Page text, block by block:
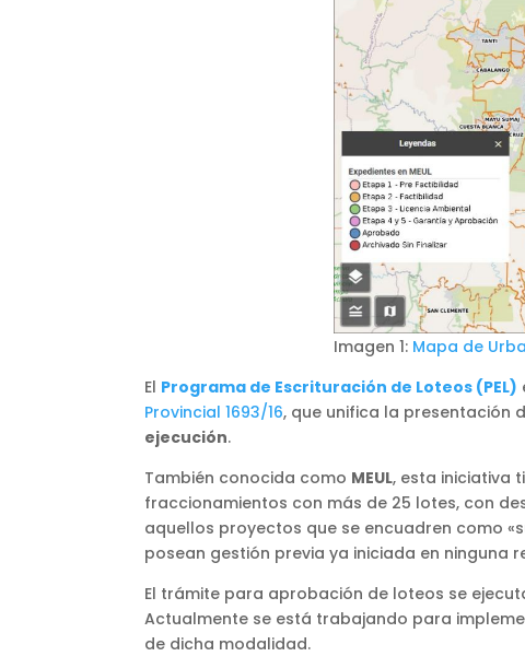
Imagen 1: Mapa de
El Programa de Escrituración de Loteos (PEL)
Provincial 1693/16, que unifica la presentación
ejecución.
También conocida como MEUL, esta iniciativa
fraccionamientos con más de 25 lotes, con
aquellos proyectos que se encuadren como
posean gestión previa ya iniciada en ninguna
El trámite para aprobación de loteos se
Actualmente se está trabajando para
de dicha modalidad.